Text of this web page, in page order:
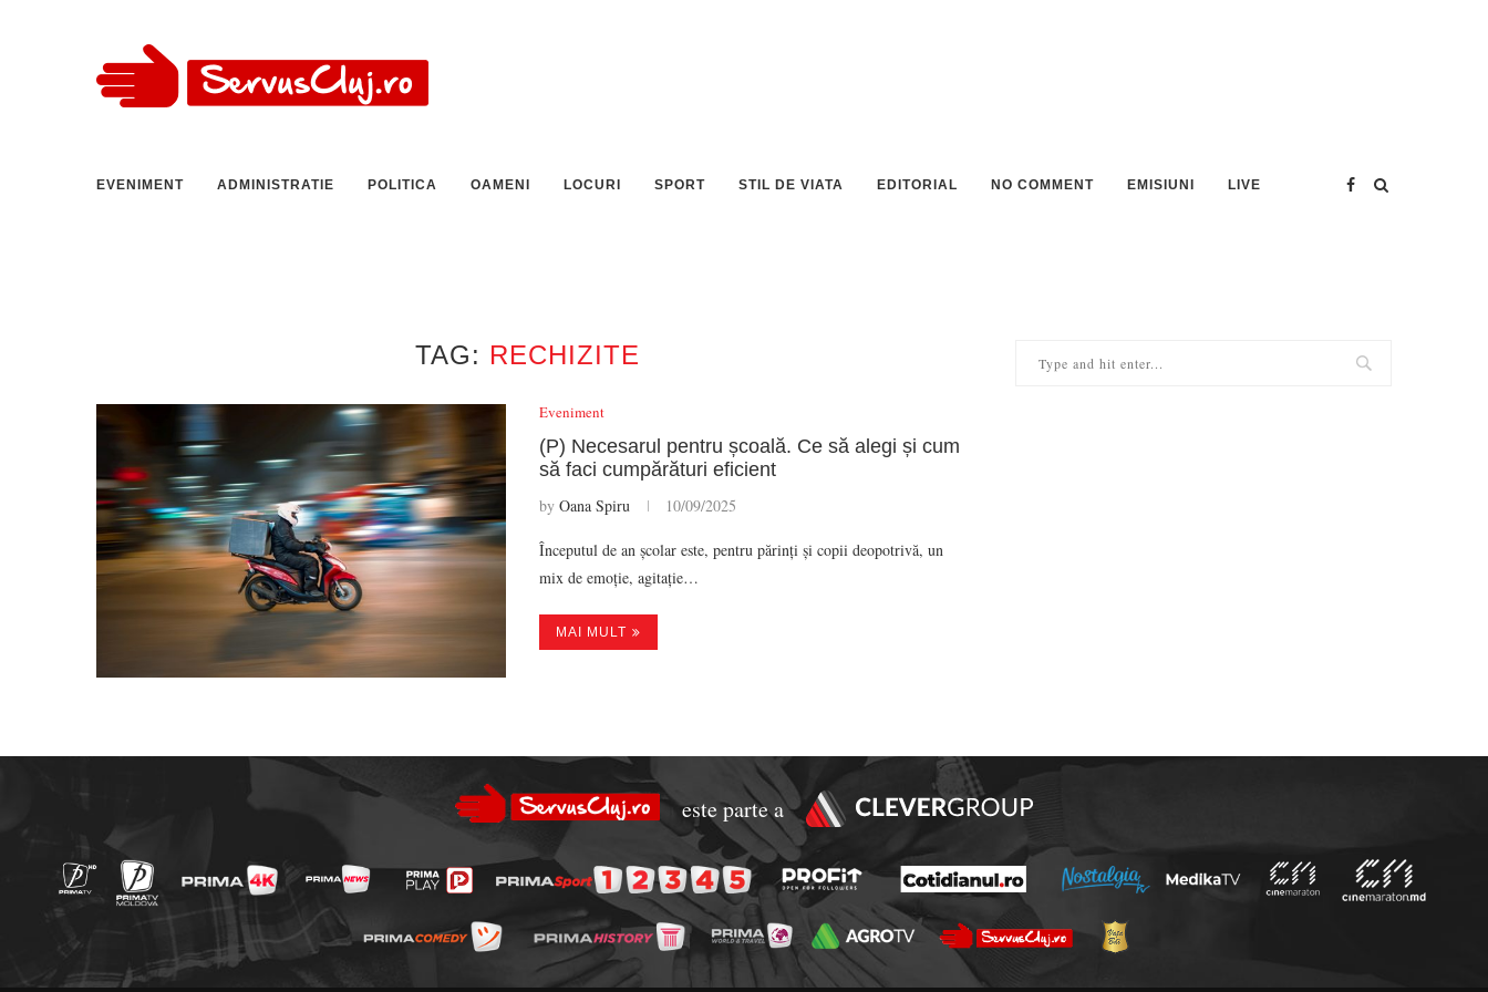
EVENIMENT ADMINISTRATIE POLITICA OAMENI LOCURI SPORT STIL DE VIATA EDITORIAL NO COMMENT EMISIUNI LIVE
TAG: RECHIZITE
Eveniment
(P) Necesarul pentru școală. Ce să alegi și cum
să faci cumpărături eficient
by Oana Spiru 10/09/2025
Începutul de an școlar este, pentru părinți și copii deopotrivă, un
mix de emoție, agitație…
MAI MULT
este parte a